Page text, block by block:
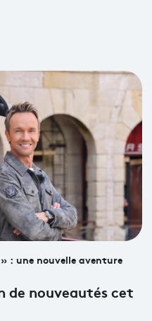
: une nouvelle aventure
de nouveautés cet